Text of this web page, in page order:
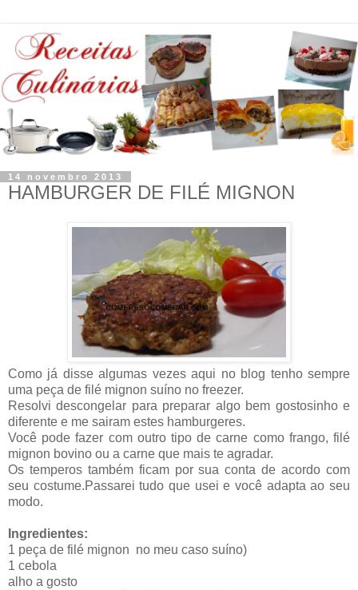
14 novembro 2013
HAMBURGER DE FILÉ MIGNON
Como já disse algumas vezes aqui no blog tenho sempre
uma peça de filé mignon suíno no freezer.
Resolvi descongelar para preparar algo bem gostosinho e
diferente e me sairam estes hamburgeres.
Você pode fazer com outro tipo de carne como frango, filé
mignon bovino ou a carne que mais te agradar.
Os temperos também ficam por sua conta de acordo com
seu costume.Passarei tudo que usei e você adapta ao seu
modo.
Ingredientes:
1 peça de filé mignon no meu caso suíno)
1 cebola
alho a gosto